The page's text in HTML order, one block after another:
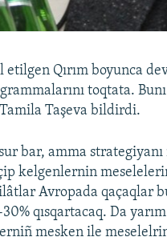
Qırım boyunca
toqtata.
Taşeva bildirdi.
bar, amma strategiyanı
kelgenlernin
Avropada qaçaqlar
qısqartacaq. Da
mesken ile